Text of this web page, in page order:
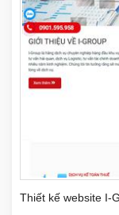
Thiết kế website I-